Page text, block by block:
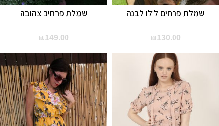
שמלת פרחים צהובה
₪149.00
שמלת פרחים לילו לבנה
₪130.00